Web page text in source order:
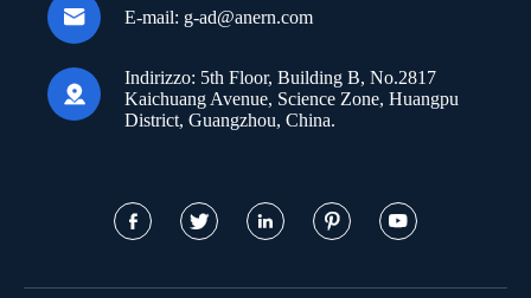
 E-mail: g-ad@anern.com

Indirizzo: 5th Floor, Building B, No.2817
Kaichuang Avenue, Science Zone, Huangpu
District, Guangzhou, China.
    